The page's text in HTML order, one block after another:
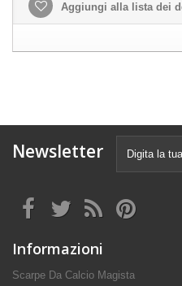
Aggiungi alla lista dei
Newsletter
Informazioni
Scarpe Da Calcio Magista